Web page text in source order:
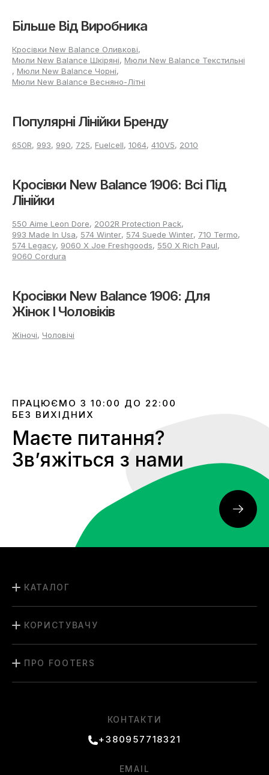
Більше Від Виробника
Кросівки New Balance Оливкові,
Мюли New Balance Шкіряні, Мюли New Balance Текстильні
, Мюли New Balance Чорні,
Мюли New Balance Весняно-Літні
Популярні Лінійки Бренду
650R, 993, 990, 725, Fuelcell, 1064, 410V5, 2010
Кросівки New Balance 1906: Всі Пiд
Лінійки
550 Aime Leon Dore, 2002R Protection Pack,
993 Made In Usa, 574 Winter, 574 Suede Winter, 710 Termo,
574 Legacy, 9060 X Joe Freshgoods, 550 X Rich Paul,
9060 Cordura
Кросівки New Balance 1906: Для
Жінок І Чоловіків
Жіночі, Чоловічі
ПРАЦЮЄМО З 10:00 ДО 22:00
БЕЗ ВИХІДНИХ
Маєте питання?
Звʼяжіться з нами
КАТАЛОГ
КОРИСТУВАЧУ
ПРО FOOTERS
КОНТАКТИ
+380957718321
EMAIL